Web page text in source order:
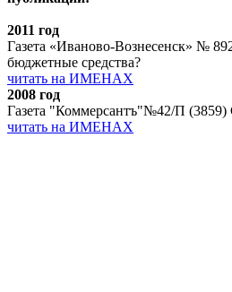
2011 год
Газета «Иваново-Вознесенск» №
бюджетные средства?
читать на ИМЕНАХ
2008 год
Газета "Коммерсантъ"№42/П (3859)
читать на ИМЕНАХ